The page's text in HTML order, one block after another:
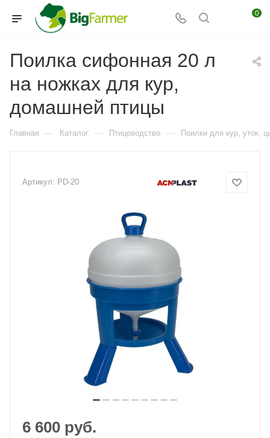
0
Поилка сифонная 20 л
на ножках для кур,
домашней птицы
Главная — Каталог — Птицеводство — Поилки для кур, уток,
Артикул: PD-20
6 600 руб.